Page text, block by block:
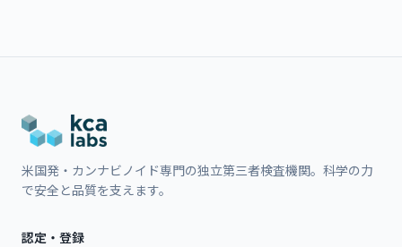
米国発・カンナビノイド専門の独立第三者検査機関。科学の力
で安全と品質を支えます。
認定・登録